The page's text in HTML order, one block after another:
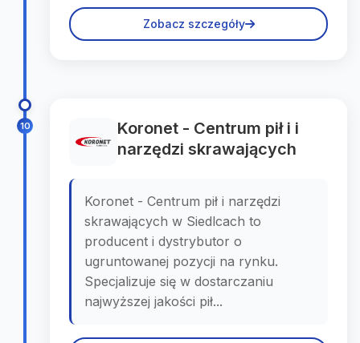
Zobacz szczegóły
10
Koronet - Centrum pił i i
narzędzi skrawających
Koronet - Centrum pił i narzędzi
skrawających w Siedlcach to
producent i dystrybutor o
ugruntowanej pozycji na rynku.
Specjalizuje się w dostarczaniu
najwyższej jakości pił...